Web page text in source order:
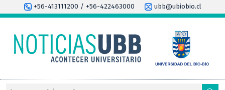
+56-413111200 / +56-422463000 ubb@ubiobio.cl